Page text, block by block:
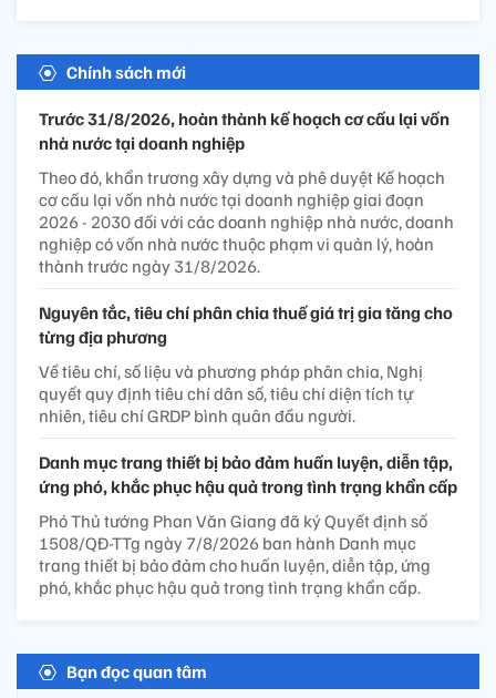
Chính sách mới
Trước 31/8/2026, hoàn thành kế hoạch cơ cấu lại vốn
nhà nước tại doanh nghiệp
Theo đó, khẩn trương xây dựng và phê duyệt Kế hoạch
cơ cấu lại vốn nhà nước tại doanh nghiệp giai đoạn
2026 - 2030 đối với các doanh nghiệp nhà nước, doanh
nghiệp có vốn nhà nước thuộc phạm vi quản lý, hoàn
thành trước ngày 31/8/2026.
Nguyên tắc, tiêu chí phân chia thuế giá trị gia tăng cho
từng địa phương
Về tiêu chí, số liệu và phương pháp phân chia, Nghị
quyết quy định tiêu chí dân số, tiêu chí diện tích tự
nhiên, tiêu chí GRDP bình quân đầu người.
Danh mục trang thiết bị bảo đảm huấn luyện, diễn tập,
ứng phó, khắc phục hậu quả trong tình trạng khẩn cấp
Phó Thủ tướng Phan Văn Giang đã ký Quyết định số
1508/QĐ-TTg ngày 7/8/2026 ban hành Danh mục
trang thiết bị bảo đảm cho huấn luyện, diễn tập, ứng
phó, khắc phục hậu quả trong tình trạng khẩn cấp.
Bạn đọc quan tâm